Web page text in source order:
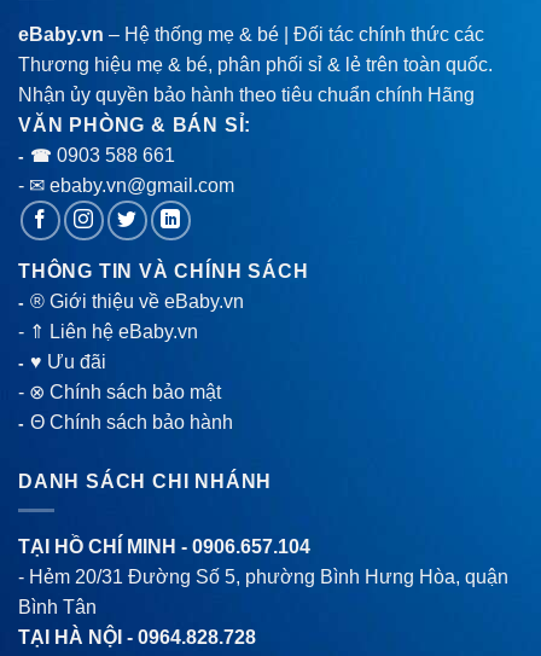
eBaby.vn – Hệ thống mẹ & bé | Đối tác chính thức các
Thương hiệu mẹ & bé, phân phối sỉ & lẻ trên toàn quốc.
Nhận ủy quyền bảo hành theo tiêu chuẩn chính Hãng
VĂN PHÒNG & BÁN SỈ:
- ☎ 0903 588 661
- ✉ ebaby.vn@gmail.com
THÔNG TIN VÀ CHÍNH SÁCH
-® Giới thiệu về eBaby.vn
- ⇑ Liên hệ eBaby.vn
-♥ Ưu đãi
- ⊗ Chính sách bảo mật
-Θ Chính sách bảo hành
DANH SÁCH CHI NHÁNH
TẠI HỒ CHÍ MINH - 0906.657.104
- Hẻm 20/31 Đường Số 5, phường Bình Hưng Hòa, quận
Bình Tân
TẠI HÀ NỘI - 0964.828.728